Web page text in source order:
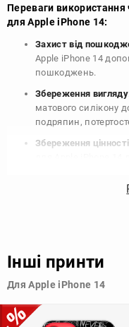
Переваги використання
для Apple iPhone 14:
Захист від
Apple iPhone 14
пошкоджень.
Збереження вигляду
матового силікону
подряпин,
Збереження цінності
продати свій
Узагалі, чохол для
допомагає захистити ваш
Інші принти
Для Apple iPhone 14